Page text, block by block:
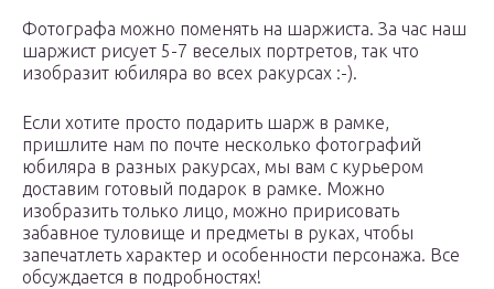
Фотографа можно поменять на шаржиста. За час наш
шаржист рисует 5-7 веселых портретов, так что
изобразит юбиляра во всех ракурсах :-).
Если хотите просто подарить шарж в рамке,
пришлите нам по почте несколько фотографий
юбиляра в разных ракурсах, мы вам с курьером
доставим готовый подарок в рамке. Можно
изобразить только лицо, можно пририсовать
забавное туловище и предметы в руках, чтобы
запечатлеть характер и особенности персонажа. Все
обсуждается в подробностях!